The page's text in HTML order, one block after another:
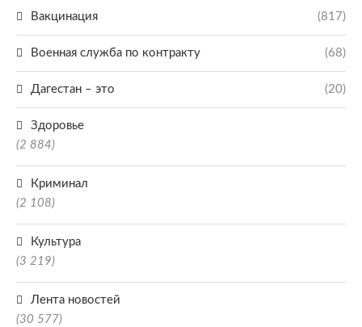
Вакцинация (817)
Военная служба по контракту (68)
Дагестан – это (20)
Здоровье
(2 884)
Криминал
(2 108)
Культура
(3 219)
Лента новостей
(30 577)